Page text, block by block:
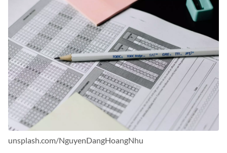
unsplash.com/NguyenDangHoangNhu